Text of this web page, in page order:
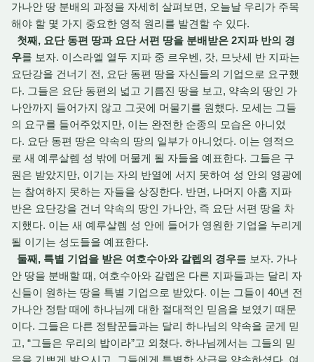
가나안 땅 분배의 과정을 자세히 살펴보면, 오늘날 우리가 주목
해야 할 몇 가지 중요한 영적 원리를 발견할 수 있다.
첫째, 요단 동편 땅과 요단 서편 땅을 분배받은 2지파 반의 경
우를 보자. 이스라엘 열두 지파 중 르우벤, 갓, 므낫세 반 지파는
요단강을 건너기 전, 요단 동편 땅을 자신들의 기업으로 요구했
다. 그들은 요단 동편의 넓고 기름진 땅을 보고, 약속의 땅인 가
나안까지 들어가지 않고 그곳에 머물기를 원했다. 모세는 그들
의 요구를 들어주었지만, 이는 완전한 순종의 모습은 아니었
다. 요단 동편 땅은 약속의 땅의 일부가 아니었다. 이는 영적으
로 새 예루살렘 성 밖에 머물게 될 자들을 예표한다. 그들은 구
원은 받았지만, 이기는 자의 반열에 서지 못하여 성 안의 영광에
는 참여하지 못하는 자들을 상징한다. 반면, 나머지 아홉 지파
반은 요단강을 건너 약속의 땅인 가나안, 즉 요단 서편 땅을 차
지했다. 이는 새 예루살렘 성 안에 들어가 영원한 기업을 누리게
될 이기는 성도들을 예표한다.
둘째, 특별 기업을 받은 여호수아와 갈렙의 경우를 보자. 가나
안 땅을 분배할 때, 여호수아와 갈렙은 다른 지파들과는 달리 자
신들이 원하는 땅을 특별 기업으로 받았다. 이는 그들이 40년 전
가나안 정탐 때에 하나님께 대한 절대적인 믿음을 보였기 때문
이다. 그들은 다른 정탐꾼들과는 달리 하나님의 약속을 굳게 믿
고, “그들은 우리의 밥이라”고 외쳤다. 하나님께서는 그들의 믿
음을 기쁘게 받으시고, 그들에게 특별한 상급을 약속하셨다. 여